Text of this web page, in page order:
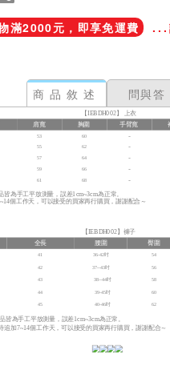
滿2000元，即享免運費 ...
商品敘述 問與答